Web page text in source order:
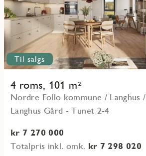
Til salgs
4 roms, 101 m²
Nordre Follo kommune / Langhus /
Langhus Gård - Tunet 2-4
kr 7 270 000
Totalpris inkl. omk. kr 7 298 020